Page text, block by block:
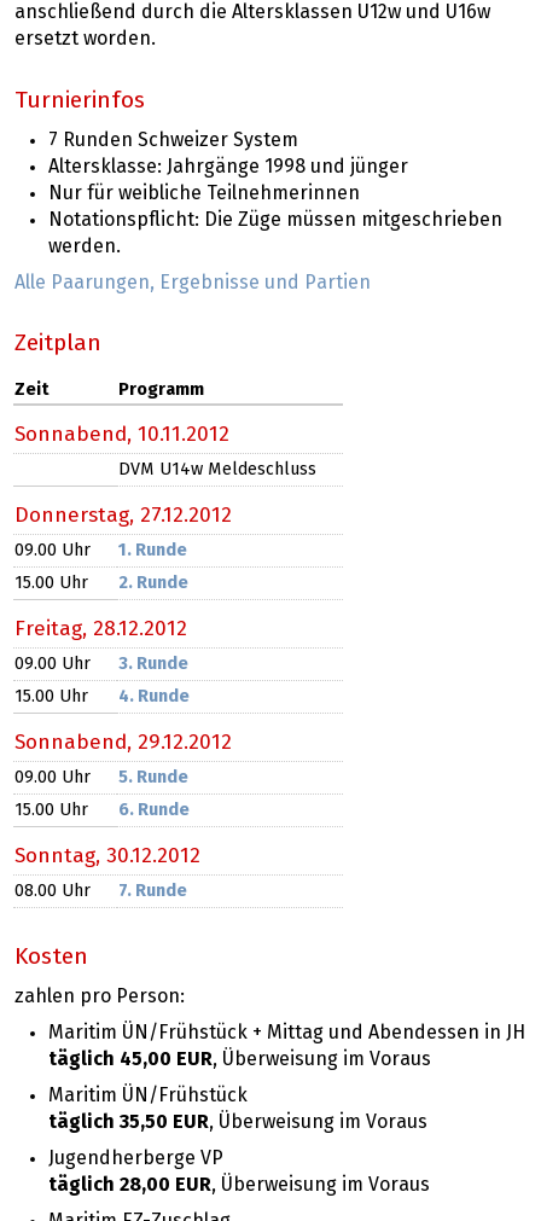
anschließend durch die Altersklassen U12w und U16w
ersetzt worden.
Turnierinfos
7 Runden Schweizer System
Altersklasse: Jahrgänge 1998 und jünger
Nur für weibliche Teilnehmerinnen
Notationspflicht: Die Züge müssen mitgeschrieben
werden.
Alle Paarungen, Ergebnisse und Partien
Zeitplan
Zeit Programm
Sonnabend, 10.11.2012
DVM U14w Meldeschluss
Donnerstag, 27.12.2012
09.00 Uhr
1. Runde
15.00 Uhr
2. Runde
Freitag, 28.12.2012
09.00 Uhr
3. Runde
15.00 Uhr
4. Runde
Sonnabend, 29.12.2012
09.00 Uhr
5. Runde
15.00 Uhr
6. Runde
Sonntag, 30.12.2012
08.00 Uhr 7. Runde
Kosten
zahlen pro Person:
Maritim ÜN/Frühstück + Mittag und Abendessen in JH
täglich 45,00 EUR, Überweisung im Voraus
Maritim ÜN/Frühstück
täglich 35,50 EUR, Überweisung im Voraus
Jugendherberge VP
täglich 28,00 EUR, Überweisung im Voraus